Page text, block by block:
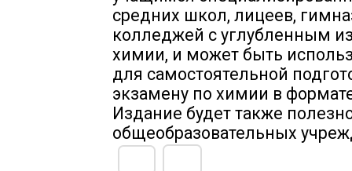
средних школ, лицеев,
колледжей с углубленным
химии, и может быть
для самостоятельной
экзамену по химии в
Издание будет также
общеобразовательных